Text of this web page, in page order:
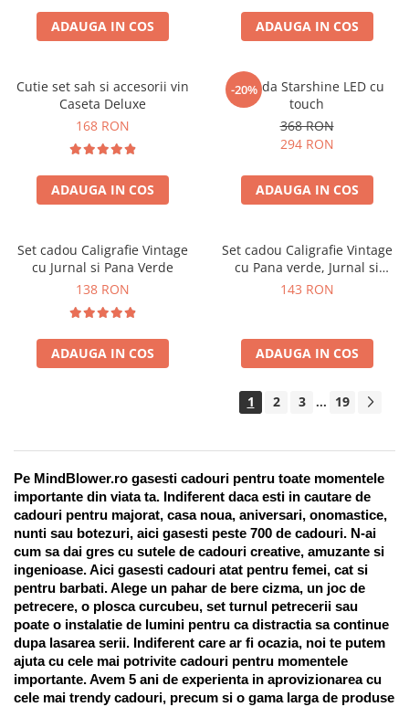
ADAUGA IN COS ADAUGA IN COS
Cutie set sah si accesorii vin
Caseta Deluxe
168 RON
ADAUGA IN COS
-20%
Oglinda Starshine LED cu
touch
368 RON
294 RON
ADAUGA IN COS
Set cadou Caligrafie Vintage
cu Jurnal si Pana Verde
138 RON
ADAUGA IN COS
Set cadou Caligrafie Vintage
cu Pana verde, Jurnal si
Suport pentru stilou, 9 piese
143 RON
ADAUGA IN COS
1 2 3 ... 19
Pe MindBlower.ro gasesti cadouri pentru toate momentele
importante din viata ta. Indiferent daca esti in cautare de
cadouri pentru majorat, casa noua, aniversari, onomastice,
nunti sau botezuri, aici gasesti peste 700 de cadouri. N-ai
cum sa dai gres cu sutele de cadouri creative, amuzante si
ingenioase. Aici gasesti cadouri atat pentru femei, cat si
pentru barbati. Alege un pahar de bere cizma, un joc de
petrecere, o plosca curcubeu, set turnul petrecerii sau
poate o instalatie de lumini pentru ca distractia sa continue
dupa lasarea serii. Indiferent care ar fi ocazia, noi te putem
ajuta cu cele mai potrivite cadouri pentru momentele
importante. Avem 5 ani de experienta in aprovizionarea cu
cele mai trendy cadouri, precum si o gama larga de produse